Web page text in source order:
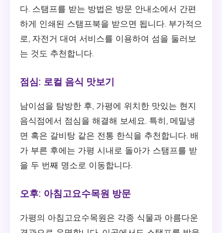
다. 스탬프를 받는 방법은 방문 안내소에서 간편
하게 인쇄된 스탬프북을 받으면 됩니다. 부가적으
로, 자전거 대여 서비스를 이용하여 섬을 둘러보
는 것도 추천합니다.
점심: 로컬 음식 맛보기
남이섬을 탐방한 후, 가평에 위치한 맛있는 현지
음식점에서 점심을 해결해 보세요. 특히, 메밀냉
면 혹은 갈비탕 같은 전통 한식을 추천합니다. 배
가 부른 후에는 가평 시내로 돌아가 스탬프를 받
을 두 번째 명소로 이동합니다.
오후: 아침고요수목원 방문
가평의 아침고요수목원은 각종 식물과 아름다운